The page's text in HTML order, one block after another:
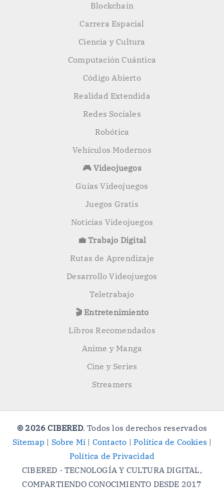
Blockchain
Carrera Espacial
Ciencia y Cultura
Computación Cuántica
Código Abierto
Realidad Extendida
Redes Sociales
Robótica
Vehículos Modernos
🎮 Videojuegos
Guías Videojuegos
Juegos Gratis
Noticias Videojuegos
💼 Trabajo Digital
Rutas de Aprendizaje
Desarrollo Videojuegos
Teletrabajo
🎬 Entretenimiento
Libros Recomendados
Anime y Manga
Cine y Series
Streamers
© 2026 CIBERED. Todos los derechos reservados
Sitemap | Sobre Mí | Contacto |Política de Cookies |
Política de Privacidad
CIBERED - TECNOLOGÍA Y CULTURA DIGITAL,
COMPARTIENDO CONOCIMIENTO DESDE 2017